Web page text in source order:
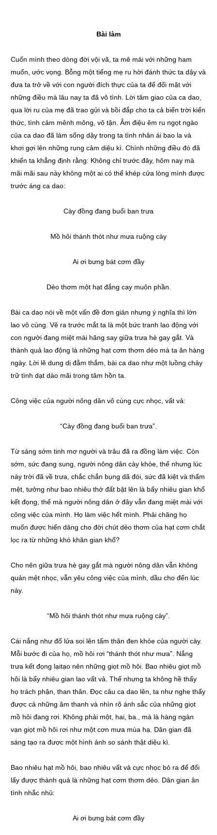
Bài làm
Cuốn mình theo dòng đời vội vã, ta mê mải với những ham
muốn, ước vọng. Bỗng một tiếng mẹ ru hời đánh thức ta dậy và
đưa ta trở về với con người đích thực của ta để đối mặt với
những điều mà lâu nay ta đã vô tình. Lời tâm giao của ca dao,
qua lời ru của mẹ đã trao gửi và bồi đắp cho ta cả biển trời kiến
thức, tình cảm mênh mông, vô tận. Âm điệu êm ru ngọt ngào
của ca dao đã làm sống dậy trong ta tình nhân ái bao la và
khơi gợi lên những rung cảm diệu kì. Chính những điều đó đã
khiến ta khẳng định rằng: Không chỉ trước đây, hôm nay mà
mãi mãi sau này không một ai có thể khép cửa lòng mình được
trước áng ca dao:
Cày đồng đang buổi ban trưa
Mồ hôi thánh thót như mưa ruộng cày
Ai ơi bưng bát cơm đầy
Dẻo thơm một hạt đắng cay muôn phần.
Bài ca dao nói về một vấn đề đơn giản nhưng ý nghĩa thì lớn
lao vô cùng. Vẽ ra trước mắt ta là một bức tranh lao động với
con người đang miệt mài hăng say giữa trưa hè gay gắt. Và
thành quả lao động là những hạt cơm thơm dẻo mà ta ăn hàng
ngày. Lời lẽ dung dị đằm thắm, bài ca dao như một luồng chảy
trữ tình dạt dào mãi trong tâm hồn ta.
Công việc của người nông dân vô cùng cực nhọc, vất vả:
“Cày đồng đang buổi ban trưa”.
Từ sáng sớm tinh mơ người và trâu đã ra đồng làm việc. Còn
sớm, sức đang sung, người nông dân cày khỏe, thế nhưng lúc
này trời đã về trưa, chắc chắn bụng dã đói, sức đã kiệt và thấm
mệt, tưởng như bao nhiêu thớ đất bật lên là bấy nhiêu gian khổ
kết đọng, thế mà người nông dân ở đây vẫn đang miệt mài với
công việc của mình. Họ làm việc hết mình. Phải chăng họ
muốn được hiến dâng cho đời chút dẻo thơm của hạt cơm chắt
lọc ra từ những khó khăn gian khổ?
Cho nên giữa trưa hè gay gắt mà người nông dân vẫn không
quản mệt nhọc, vẫn yêu công việc của mình, dầu cho đến lúc
này.
“Mồ hôi thánh thót như mưa ruộng cày”.
Cái nắng như đổ lửa soi lên tấm thân đen khỏe của người cày.
Mỗi bước đi của họ, mồ hôi rơi “thánh thót như mưa”. Nắng
trưa kết đọng lạitạo nên những giọt mồ hôi. Bao nhiêu giọt mồ
hôi là bấy nhiêu gian lao vất vả. Thế nhưng ta không hề thấy
họ trách phận, than thân. Đọc câu ca dao lên, ta như nghe thấy
được cả những âm thanh và nhìn rõ ánh sắc của những giọt
mồ hôi đang rơi. Không phải một, hai, ba., mà là hàng ngàn
vạn giọt mồ hôi rơi như một cơn mưa mùa hạ. Dân gian đã
sáng tạo ra được một hình ảnh so sánh thật diệu kì.
Bao nhiêu hạt mồ hôi, bao nhiêu vất vả cực nhọc bỏ ra để đổi
lấy được thành quả là những hạt cơm thơm dẻo. Dân gian ân
tình nhắc nhủ:
Ai ơi bưng bát cơm đầy